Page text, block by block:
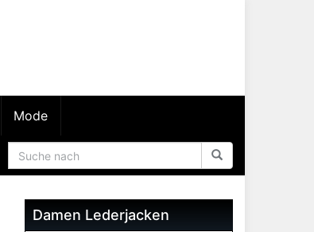
Mode
Damen Lederjacken